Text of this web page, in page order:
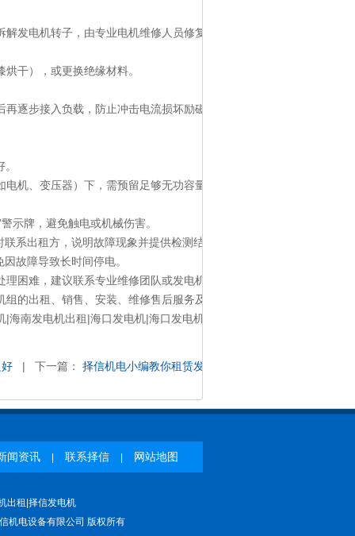
机转子，由专业电机维修人员修复或重绕绕组。
，或更换绝缘材料。
接入负载，防止冲击电流损坏励磁系统。
好。
压器）下，需预留足够无功容量。
牌，避免触电或机械伤害。
方，说明故障现象并提供检测结果，协商维修或更换设备
导致长时间停电。
议联系专业维修团队或发电机厂家技术支持，确保安全高效
、销售、安装、维修售后服务及其它配套 工程例：并机工程
南发电机出租|海口发电机|海口发电机出租|
| 下一篇： 择信机电小编教你租赁发电机时如何确保排放系统符合
闻资讯 联系择信 网站地图
出租|择信发电机
机电设备有限公司 版权所有